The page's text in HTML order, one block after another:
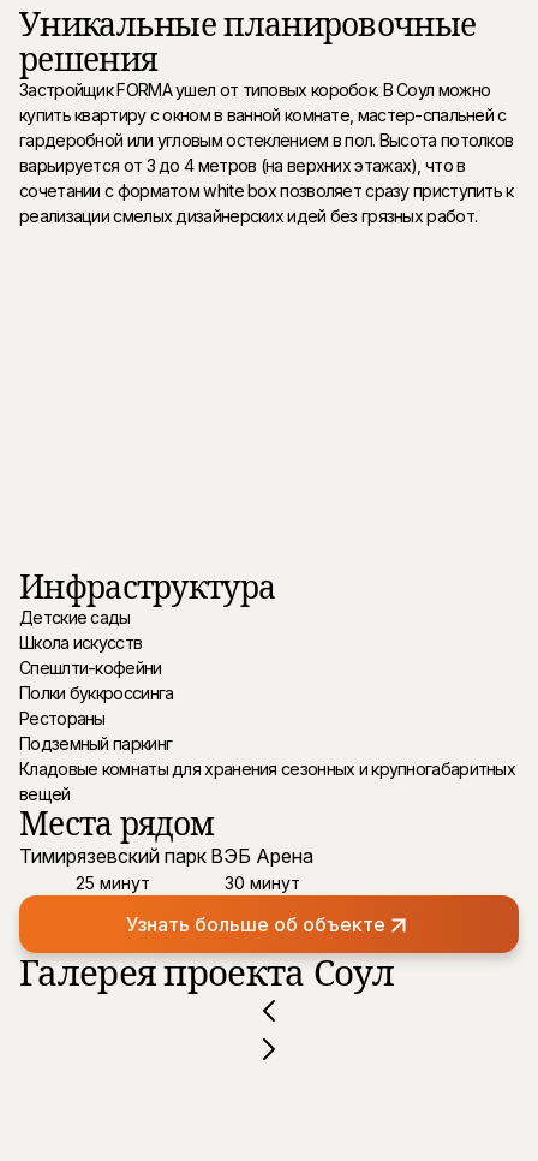
Уникальные планировочные
решения
Застройщик FORMA ушел от типовых коробок. В Соул можно
купить квартиру с окном в ванной комнате, мастер-спальней с
гардеробной или угловым остеклением в пол. Высота потолков
варьируется от 3 до 4 метров (на верхних этажах), что в
сочетании с форматом white box позволяет сразу приступить к
реализации смелых дизайнерских идей без грязных работ.
Инфраструктура
Детские сады
Школа искусств
Спешлти-кофейни
Полки буккроссинга
Рестораны
Подземный паркинг
Кладовые комнаты для хранения сезонных и крупногабаритных
вещей
Места рядом
Тимирязевский парк
25 минут
ВЭБ Арена
30 минут
Узнать больше об объекте
Галерея проекта Соул